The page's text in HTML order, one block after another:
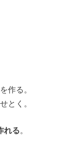
作る。
とく。
れる。